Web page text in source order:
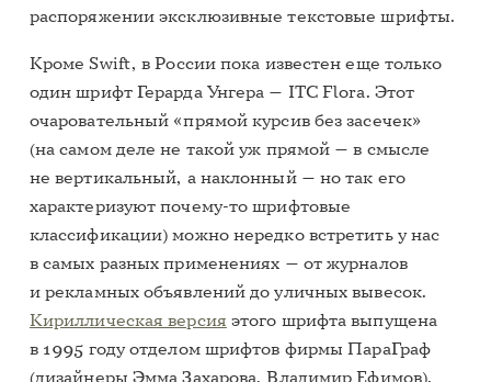
распоряжении эксклюзивные текстовые шрифты.
Кроме Swift, в России пока известен еще только
один шрифт Герарда Унгера — ITC Flora. Этот
очаровательный «прямой курсив без засечек»
(на самом деле не такой уж прямой — в смысле
не вертикальный, а наклонный — но так его
характеризуют почему-то шрифтовые
классификации) можно нередко встретить у нас
в самых разных применениях — от журналов
и рекламных объявлений до уличных вывесок.
Кириллическая версия этого шрифта выпущена
в 1995 году отделом шрифтов фирмы ПараГраф